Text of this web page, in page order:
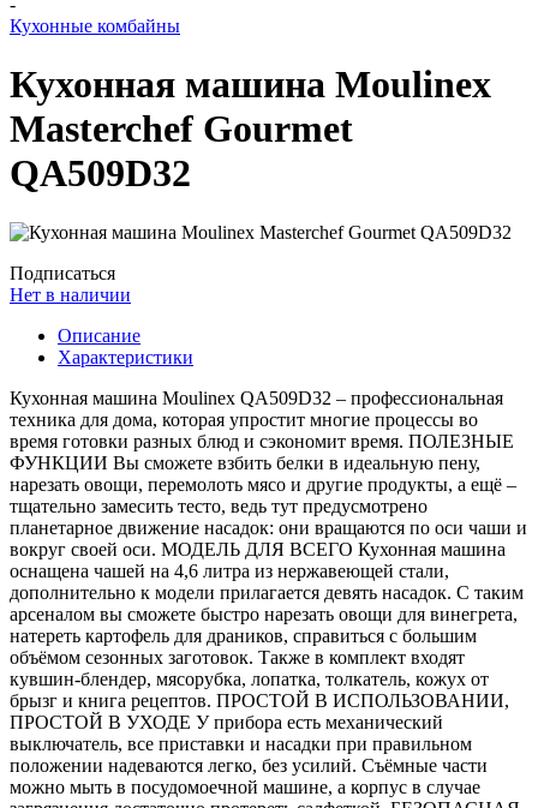
Кухонные комбайны
Кухонная машина Moulinex
Masterchef Gourmet
QA509D32
Подписаться
Нет в наличии
Описание
Характеристики
Кухонная машина Moulinex QA509D32 – профессиональная
техника для дома, которая упростит многие процессы во
время готовки разных блюд и сэкономит время. ПОЛЕЗНЫЕ
ФУНКЦИИ Вы сможете взбить белки в идеальную пену,
нарезать овощи, перемолоть мясо и другие продукты, а ещё –
тщательно замесить тесто, ведь тут предусмотрено
планетарное движение насадок: они вращаются по оси чаши и
вокруг своей оси. МОДЕЛЬ ДЛЯ ВСЕГО Кухонная машина
оснащена чашей на 4,6 литра из нержавеющей стали,
дополнительно к модели прилагается девять насадок. С таким
арсеналом вы сможете быстро нарезать овощи для винегрета,
натереть картофель для драников, справиться с большим
объёмом сезонных заготовок. Также в комплект входят
кувшин-блендер, мясорубка, лопатка, толкатель, кожух от
брызг и книга рецептов. ПРОСТОЙ В ИСПОЛЬЗОВАНИИ,
ПРОСТОЙ В УХОДЕ У прибора есть механический
выключатель, все приставки и насадки при правильном
положении надеваются легко, без усилий. Съёмные части
можно мыть в посудомоечной машине, а корпус в случае